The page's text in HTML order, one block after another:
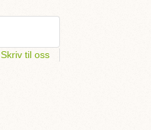
Skriv til oss